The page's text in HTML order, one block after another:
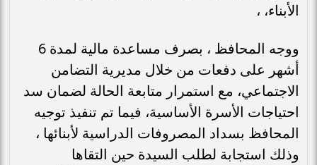
الأبناء، ،
ووجه المحافظ ، بصرف مساعدة مالية لمدة 6
أشهر على دفعات من خلال مديرية التضامن
الاجتماعي، مع استمرار متابعة الحالة لضمان سد
احتياجات الأسرة الأساسية، فيما تم تنفيذ توجيه
المحافظ بسداد المصروفات الدراسية لأبنائها ،
وذلك استجابة لطلب السيدة حين التقاها